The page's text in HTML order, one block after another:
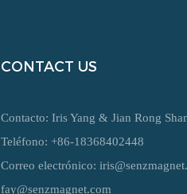
CONTACT US
Contacto: Iris Yang & Jian Rong
Teléfono: +86-18368402448
Correo electrónico:
fay@senzmagnet.com